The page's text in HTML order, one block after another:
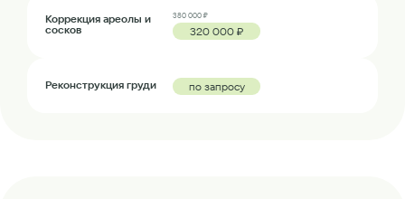
Коррекция ареолы и
сосков
380 000 ₽
320 000 ₽
Реконструкция груди по запросу